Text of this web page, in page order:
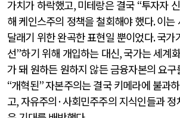
가치가 하락했고,미테랑은 결국 “투자자
해 케인스주의 정책을 철회해야 했다.이는
달래기 위한 완곡한 표현일 뿐이었다.국가
선”하기 위해 개입하는 대신,국가는 세계
가 돼 원하든 원하지 않든 금융자본의 요
“개혁된”자본주의는 결국 키메라에 불과
고,자유주의 ·사회민주주의 지식인들과